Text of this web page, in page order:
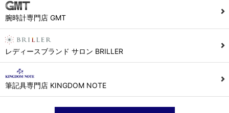
腕時計専門店 GMT
レディースブランド サロン BRILLER
筆記具専門店 KINGDOM NOTE